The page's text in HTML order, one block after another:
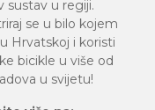
sustav u regiji.
se u bilo kojem
Hrvatskoj i koristi
bicikle u više od
u svijetu!